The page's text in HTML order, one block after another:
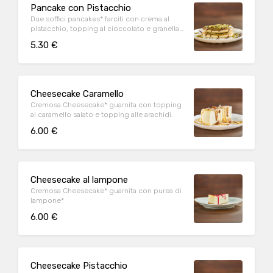
Pancake con Pistacchio
Due soffici pancakes* farciti con crema al
pistacchio, topping al cioccolato e granella
5.30 €
Cheesecake Caramello
Cremosa Cheesecake* guarnita con topping
al caramello salato e topping alle arachidi.
6.00 €
Cheesecake al lampone
Cremosa Cheesecake* guarnita con purea di
lampone*
6.00 €
Cheesecake Pistacchio